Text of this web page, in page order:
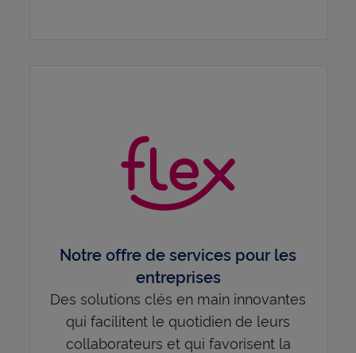
Notre offre de services pour les
entreprises
Des solutions clés en main innovantes
qui facilitent le quotidien de leurs
collaborateurs et qui favorisent la